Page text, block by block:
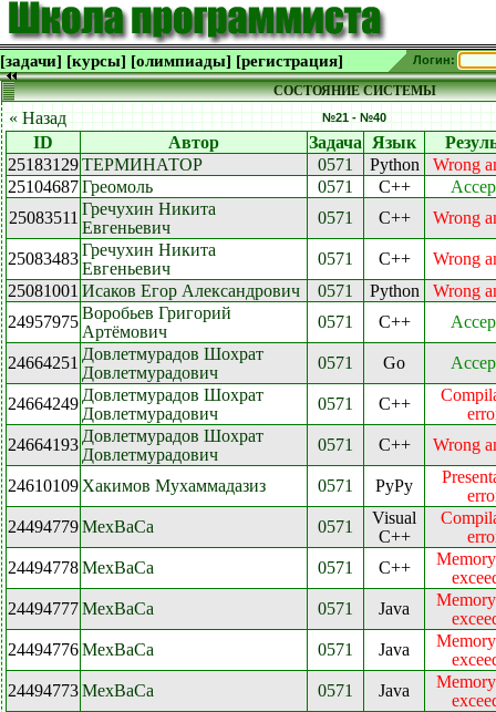
[задачи] [курсы] [олимпиады] [регистрация] Логин:
СОСТОЯНИЕ СИСТЕМЫ
« Назад №21 - №40
ID Автор Задача Язык
25183129ТЕРМИНАТОР 0571 Python
Wrong
25104687Греомоль 0571 C++
25083511 Гречухин Никита
Евгеньевич
0571 C++ Wrong
25083483Гречухин Никита
Евгеньевич
0571 C++
Wrong
25081001 Исаков Егор Александрович 0571 Python
Wrong
24957975Воробьев Григорий
Артёмович
0571 C++
24664251 Довлетмурадов Шохрат
Довлетмурадович
0571 Go
24664249 Довлетмурадов Шохрат
Довлетмурадович
0571 C++
24664193 Довлетмурадов Шохрат
Довлетмурадович
0571 C++ Wrong
24610109 Хакимов Мухаммадазиз 0571 PyPy
24494779МехВаСа 0571
Visual
C++
24494778МехВаСа 0571 C++
24494777МехВаСа 0571 Java
24494776МехВаСа 0571 Java
24494773МехВаСа 0571 Java